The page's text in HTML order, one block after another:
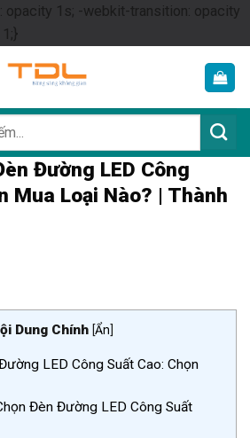
opacity 1s; -webkit-transition: opacity
Skip
content
Đường LED Công
Mua Loại Nào? | Thành
Dung Chính [Ẩn]
LED Công Suất Cao: Chọn
Đèn Đường LED Công Suất